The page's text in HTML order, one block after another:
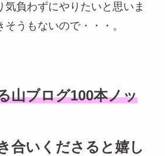
気負わずにやりたいと思いま
うもないので・・・。
山ブログ100本ノッ
合いくださると嬉し